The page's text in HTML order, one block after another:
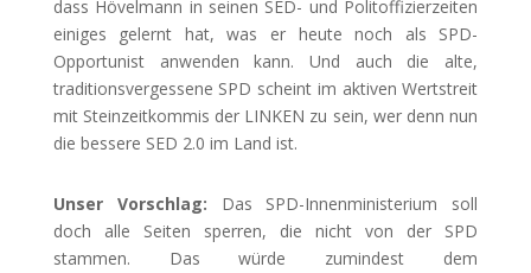
dass Hövelmann in seinen SED- und Politoffizierzeiten
einiges gelernt hat, was er heute noch als SPD-
Opportunist anwenden kann. Und auch die alte,
traditionsvergessene SPD scheint im aktiven Wertstreit
mit Steinzeitkommis der LINKEN zu sein, wer denn nun
die bessere SED 2.0 im Land ist.
Unser Vorschlag: Das SPD-Innenministerium soll
doch alle Seiten sperren, die nicht von der SPD
stammen. Das würde zumindest dem